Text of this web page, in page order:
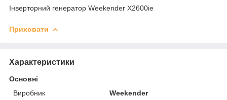
Інверторний генератор Weekender X2600ie
Приховати
Характеристики
Основні
Виробник
Weekender